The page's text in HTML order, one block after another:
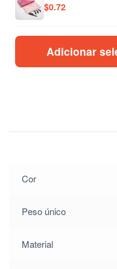
$0.72
Adicionar
Cor
Peso único
Material